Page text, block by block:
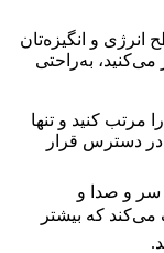
انرژی و انگیزه‌تان
می‌کنید، به‌راحتی
مرتب کنید و تنها
در دسترس قرار
سر و صدا و
که بیشتر